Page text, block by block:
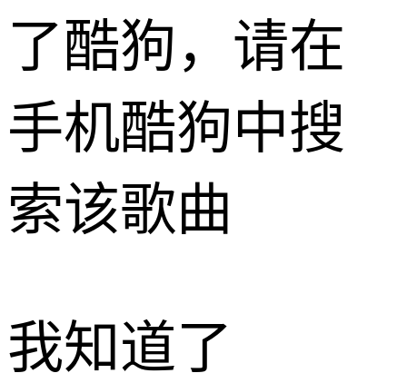
了酷狗，请在
手机酷狗中搜
索该歌曲
我知道了